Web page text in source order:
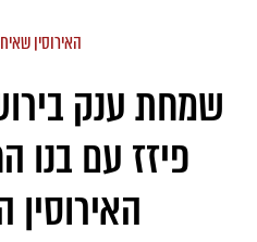
האירוסין
שמחת ענק
פיזז עם